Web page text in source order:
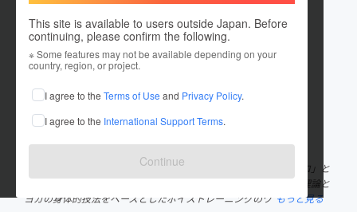
This site is available to users outside Japan. Before
continuing, please confirm the following.
※ Some features may not be available depending on your
country, region, or project.
I agree to the Terms of Use and Privacy Policy.
I agree to the International Support Terms.
Continue
船津明生
これまでに1件のプロジェクトを投稿しています
在住国：日本 現在地：愛知県
出身国：日本 出身地：愛知県
大学・専門学校などで英語・音声学などを教える傍ら、「話すプロ」と
して「声」や「話し方」についての研究を深め、日本語音声学の理論と
ヨガの身体的技法をベースとしたボイストレーニングのワ もっと見る